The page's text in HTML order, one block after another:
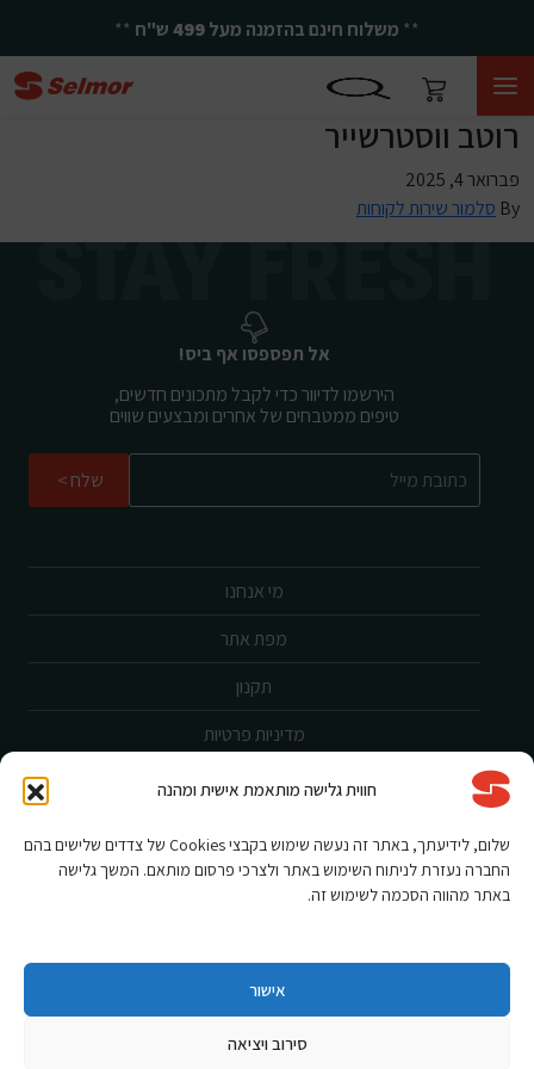
חווית גלישה מותאמת אישית ומהנה
שלום, לידיעתך, באתר זה נעשה שימוש בקבצי Cookies של צדדים שלישים בהם
החברה נעזרת לניתוח השימוש באתר ולצרכי פרסום מותאם. המשך גלישה
באתר מהווה הסכמה לשימוש זה.
אישור
סירוב ויציאה
** משלוח חינם בהזמנה מעל499ש"ח **
רוטב ווסטרשייר
פברואר 4, 2025
By סלמור שירות לקוחות
מי אנחנו
מפת אתר
תקנון
מדיניות פרטיות
ביטול עסקה
הצהרת נגישות
אל תפספסו אף ביס!
הירשמו לדיוור כדי לקבל מתכונים חדשים,
טיפים ממטבחים של אחרים ומבצעים שווים
שלח